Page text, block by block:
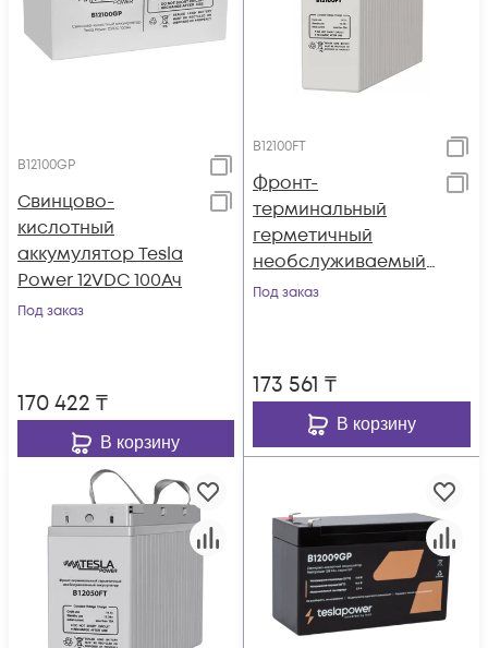
B12100GP
Свинцово-
кислотный
аккумулятор Tesla
Power 12VDC 100Ач
Под заказ
170 422 ₸
В корзину
B12100FT
Фронт-
терминальный
герметичный
необслуживаемый
аккумулятор Tesla
Под заказ
173 561 ₸
В корзину